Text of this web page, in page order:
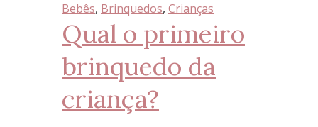
Bebês, Brinquedos, Crianças
Qual o primeiro
brinquedo da
criança?